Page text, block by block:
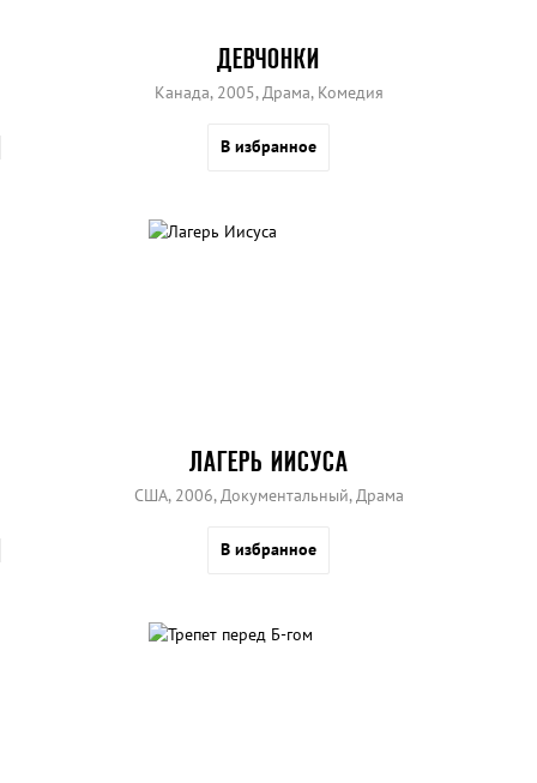
ДЕВЧОНКИ
Канада, 2005, Драма, Комедия
В избранное
ЛАГЕРЬ ИИСУСА
США, 2006, Документальный, Драма
В избранное